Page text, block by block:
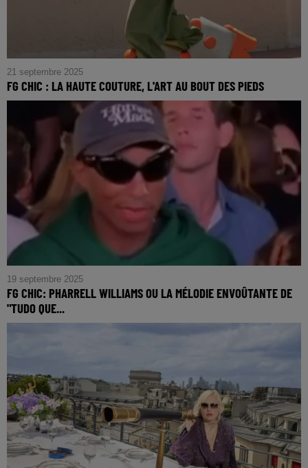
21 septembre 2025
FG CHIC : LA HAUTE COUTURE, L'ART AU BOUT DES PIEDS
FG CHIC : La Haute Couture, L'Art au bout des pieds
19 septembre 2025
FG CHIC: PHARRELL WILLIAMS OU LA MÉLODIE ENVOÛTANTE DE
"TUDO QUE...
FG CHIC: Pharrell Williams ou la mélodie envoûtante de